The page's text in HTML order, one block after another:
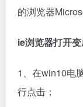
的浏览器
ie浏览器打开
1、在win10电
行点击；